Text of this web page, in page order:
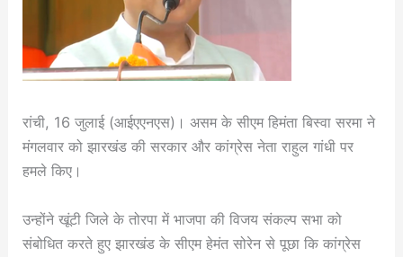
रांची, 16 जुलाई (आईएएनएस)। असम के सीएम हिमंता बिस्वा सरमा ने
मंगलवार को झारखंड की सरकार और कांग्रेस नेता राहुल गांधी पर
हमले किए।
उन्होंने खूंटी जिले के तोरपा में भाजपा की विजय संकल्प सभा को
संबोधित करते हुए झारखंड के सीएम हेमंत सोरेन से पूछा कि कांग्रेस